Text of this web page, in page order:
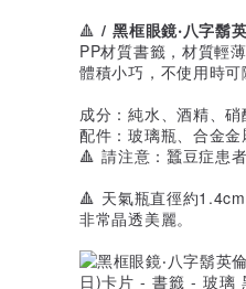
🔺/ 黑框眼鏡‧八字鬍
PP材質書籤，材質輕
體積小巧，不使用時
成分：純水、酒精、硝
配件：玻璃瓶、合金
🔺 請注意：蠶豆症患
🔺 天氣瓶直徑約
非常晶透美麗。